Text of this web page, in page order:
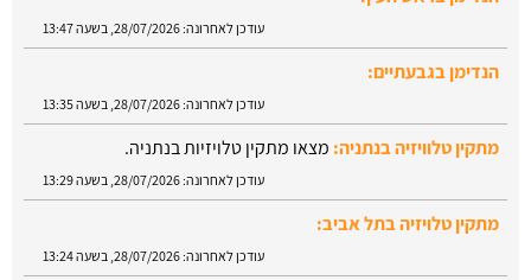
עודכן לאחרונה: 28/07/2026, בשעה 13:47
הנדימן בגבעתיים:
עודכן לאחרונה: 28/07/2026, בשעה 13:35
מתקין טלוויזיה בנתניה: מצאו מתקין טלויזיות בנתניה.
עודכן לאחרונה: 28/07/2026, בשעה 13:29
מתקין טלויזיה בתל אביב:
עודכן לאחרונה: 28/07/2026, בשעה 13:24